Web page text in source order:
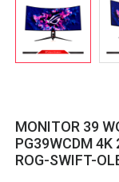
MONITOR 39
PG39WCDM 4K
ROG-SWIFT-